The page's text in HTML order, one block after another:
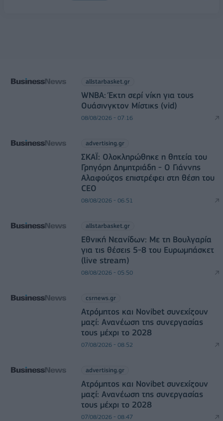
allstarbasket.gr
WNBA: Έκτη σερί νίκη για τους
Ουάσινγκτον Μίστικς (vid)
08/08/2026 - 07:16
advertising.gr
ΣΚΑΪ: Ολοκληρώθηκε η θητεία του
Γρηγόρη Δημητριάδη - Ο Γιάννης
Αλαφούζος επιστρέφει στη θέση του
CEO
08/08/2026 - 06:51
allstarbasket.gr
Εθνική Νεανίδων: Με τη Βουλγαρία
για τις θέσεις 5-8 του Ευρωμπάσκετ
(live stream)
08/08/2026 - 05:50
csrnews.gr
Ατρόμητος και Novibet συνεχίζουν
μαζί: Ανανέωση της συνεργασίας
τους μέχρι το 2028
07/08/2026 - 08:52
advertising.gr
Ατρόμητος και Novibet συνεχίζουν
μαζί: Ανανέωση της συνεργασίας
τους μέχρι το 2028
07/08/2026 - 08:47